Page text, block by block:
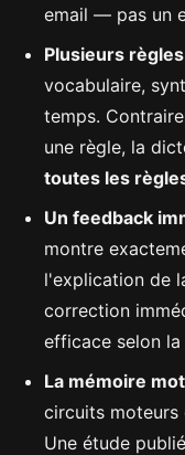
email — pas un
Plusieurs
vocabulaire,
temps.
une règle, la
toutes les
Un feedback
montre
l'explication de
correction
efficace selon la
La mémoire
circuits moteurs
Une étude